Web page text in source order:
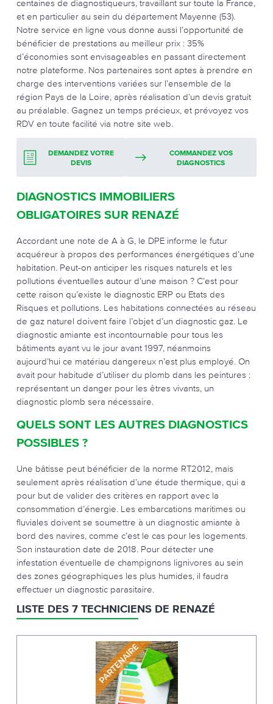
centaines de diagnostiqueurs, travaillant sur toute la France,
et en particulier au sein du département Mayenne (53).
Notre service en ligne vous donne aussi l’opportunité de
bénéficier de prestations au meilleur prix : 35%
d’économies sont envisageables en passant directement
notre plateforme. Nos partenaires sont aptes à prendre en
charge des interventions variées sur l’ensemble de la
région Pays de la Loire, après réalisation d’un devis gratuit
au préalable. Gagnez un temps précieux, et prévoyez vos
RDV en toute facilité via notre site web.
DEMANDEZ VOTRE
DEVIS
COMMANDEZ VOS
DIAGNOSTICS
DIAGNOSTICS IMMOBILIERS
OBLIGATOIRES SUR RENAZÉ
Accordant une note de A à G, le DPE informe le futur
acquéreur à propos des performances énergétiques d’une
habitation. Peut-on anticiper les risques naturels et les
pollutions éventuelles autour d’une maison ? C’est pour
cette raison qu’existe le diagnostic ERP ou Etats des
Risques et pollutions. Les habitations connectées au réseau
de gaz naturel doivent faire l’objet d’un diagnostic gaz. Le
diagnostic amiante est incontournable pour tous les
bâtiments ayant vu le jour avant 1997, néanmoins
aujourd’hui ce matériau dangereux n’est plus employé. On
avait pour habitude d’utiliser du plomb dans les peintures :
représentant un danger pour les êtres vivants, un
diagnostic plomb sera nécessaire.
QUELS SONT LES AUTRES DIAGNOSTICS
POSSIBLES ?
Une bâtisse peut bénéficier de la norme RT2012, mais
seulement après réalisation d’une étude thermique, qui a
pour but de valider des critères en rapport avec la
consommation d’énergie. Les embarcations maritimes ou
fluviales doivent se soumettre à un diagnostic amiante à
bord des navires, comme c’est le cas pour les logements.
Son instauration date de 2018. Pour détecter une
infestation éventuelle de champignons lignivores au sein
des zones géographiques les plus humides, il faudra
effectuer un diagnostic parasitaire.
LISTE DES 7 TECHNICIENS DE RENAZÉ